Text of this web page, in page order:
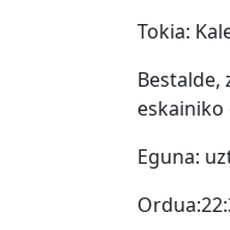
Tokia:
Bestalde,
Eguna: